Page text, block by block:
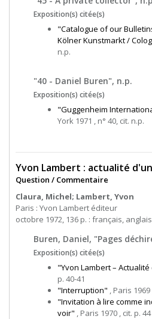
Exposition(s) citée(s)
"Catalogue of our
Kölner Kunstmarkt /
n.p.
"40 - Daniel Buren", n.p.
Exposition(s) citée(s)
"Guggenheim
York 1971 , n° 40, cit. n.p.
Yvon Lambert : actualité
Question / Commentaire
Claura, Michel; Lambert, Yvon
Paris : Yvon Lambert éditeur
octobre 1972, 136 p. : français,
Buren, Daniel, "Pages
Exposition(s) citée(s)
"Yvon Lambert –
p. 40-41
"Interruption" , Paris 1969
"Invitation à lire comme
voir" , Paris 1970 , cit. p. 44